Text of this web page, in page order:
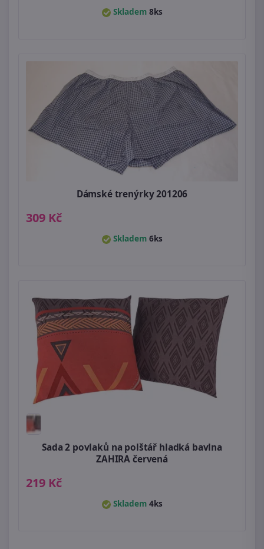
Skladem 8ks
Dámské trenýrky 201206
309 Kč
Skladem 6ks
Sada 2 povlaků na polštář hladká bavlna
ZAHIRA červená
219 Kč
Skladem 4ks